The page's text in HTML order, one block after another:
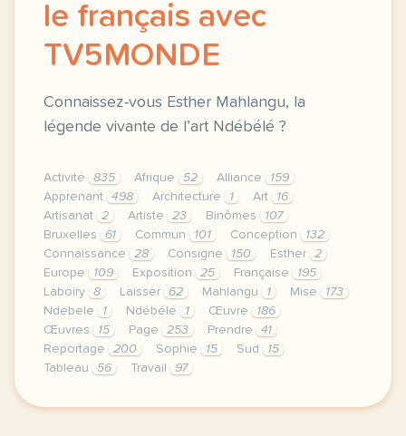
le français avec
TV5MONDE
Connaissez-vous Esther Mahlangu, la
légende vivante de l’art Ndébélé ?
Activité 835 Afrique 52 Alliance
159
Apprenant
498 Architecture 1 Art
16
Artisanat
2 Artiste 23 Binômes
107
Bruxelles
61 Commun 101 Conception
132
Connaissance
28 Consigne 150 Esther
2
Europe
109 Exposition 25 Française
195
Laboiry
8 Laisser 62 Mahlangu 1 Mise
173
Ndebele
1 Ndébélé 1 Œuvre
186
Œuvres
15 Page 253 Prendre
41
Reportage
200 Sophie 15 Sud
15
Tableau
56 Travail 97
le respect de votre vie privee est une priorite